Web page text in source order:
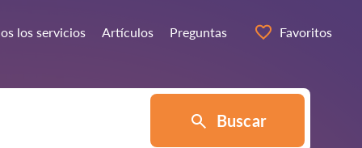
los servicios Artículos Preguntas Favoritos
Buscar